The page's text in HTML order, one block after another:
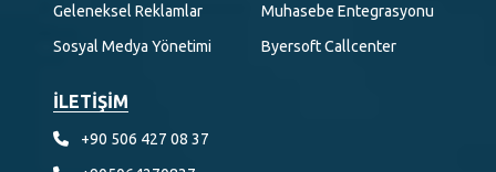
Geleneksel Reklamlar
Sosyal Medya Yönetimi
Muhasebe Entegrasyonu
Byersoft Callcenter
İLETİŞİM
+90 506 427 08 37